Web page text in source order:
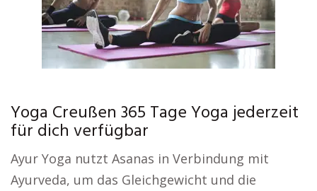
Yoga Creußen 365 Tage Yoga jederzeit
für dich verfügbar
Ayur Yoga nutzt Asanas in Verbindung mit
Ayurveda, um das Gleichgewicht und die